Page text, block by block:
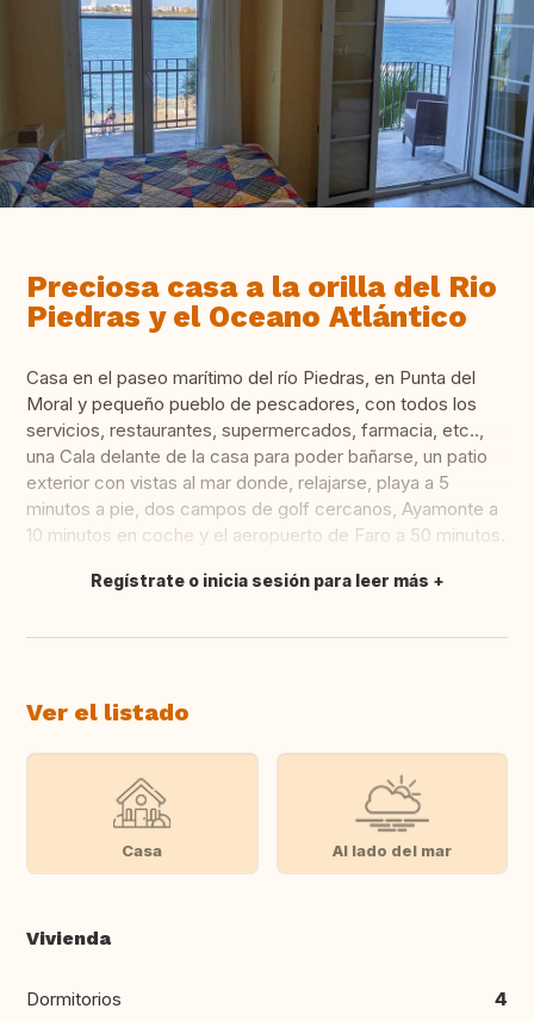
Preciosa casa a la orilla del Rio
Piedras y el Oceano Atlántico
Casa en el paseo marítimo del río Piedras, en Punta del
Moral y pequeño pueblo de pescadores, con todos los
servicios, restaurantes, supermercados, farmacia, etc..,
una Cala delante de la casa para poder bañarse, un patio
exterior con vistas al mar donde, relajarse, playa a 5
minutos a pie, dos campos de golf cercanos, Ayamonte a
10 minutos en coche y el aeropuerto de Faro a 50 minutos.
Traducir
Regístrate o inicia sesión para leer más
Ver el listado
Casa Al lado del mar
Vivienda
Dormitorios 4